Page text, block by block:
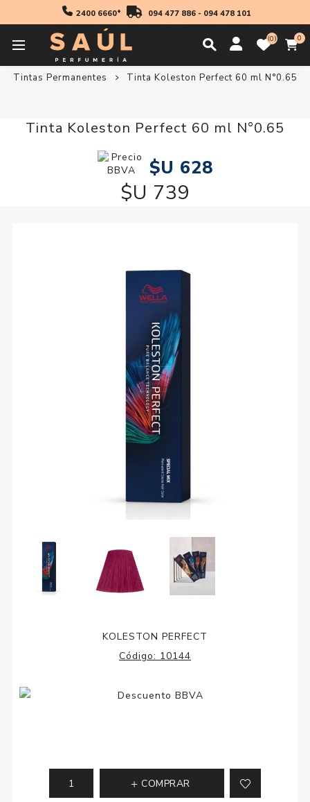
2400 6660* 094 477 886- 094 478 101
0 0
Inicio Profesionales
Tintas Permanentes
Tinta Koleston Perfect 60 ml N°0.65
Tinta Koleston Perfect 60 ml N°0.65
$U 628
$U 739
KOLESTON PERFECT
Código: 10144
COMPRAR